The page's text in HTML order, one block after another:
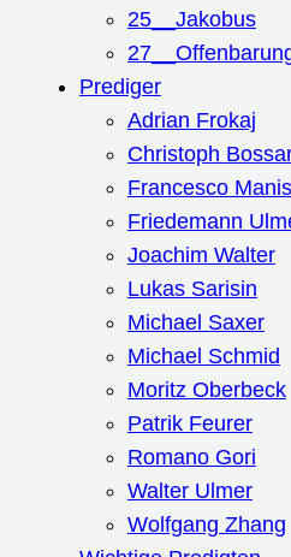
25__Jakobus
Prediger
Adrian Frokaj
Christoph
Francesco
Friedemann
Joachim Walter
Lukas Sarisin
Michael Saxer
Michael Schmid
Moritz Oberbeck
Patrik Feurer
Romano Gori
Walter Ulmer
Wolfgang Zhang